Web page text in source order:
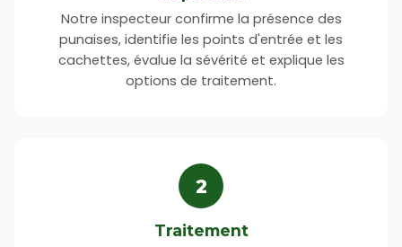
Notre inspecteur confirme la présence des
punaises, identifie les points d'entrée et les
cachettes, évalue la sévérité et explique les
options de traitement.
2
Traitement